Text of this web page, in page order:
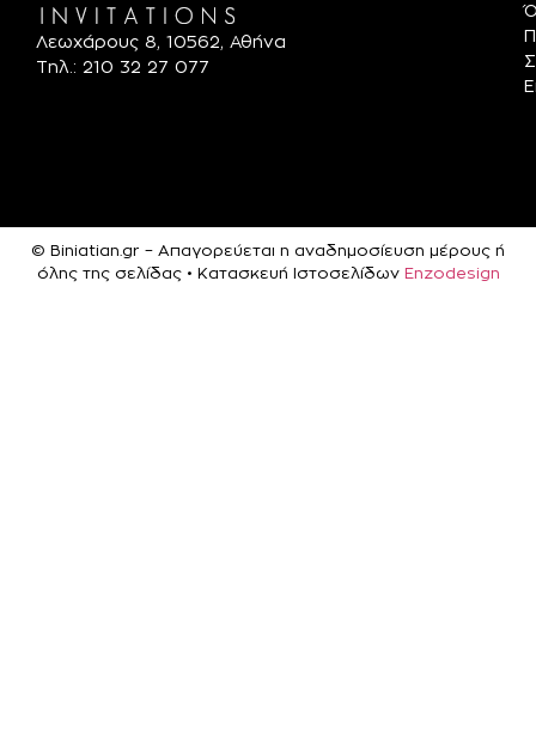
Λεωχάρους 8, 10562, Αθήνα
Τηλ.: 210 32 27 077
© Biniatian.gr – Απαγορεύεται η αναδημοσίευση μέρους ή
όλης της σελίδας • Κατασκευή Ιστοσελίδων Enzodesign